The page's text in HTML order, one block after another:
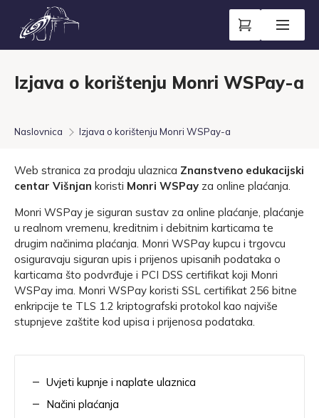
Izjava o korištenju Monri WSPay-a
Naslovnica Izjava o korištenju Monri WSPay-a
Web stranica za prodaju ulaznica Znanstveno edukacijski
centar Višnjan koristi Monri WSPay za online plaćanja.
Monri WSPay je siguran sustav za online plaćanje, plaćanje
u realnom vremenu, kreditnim i debitnim karticama te
drugim načinima plaćanja. Monri WSPay kupcu i trgovcu
osiguravaju siguran upis i prijenos upisanih podataka o
karticama što podvrđuje i PCI DSS certifikat koji Monri
WSPay ima. Monri WSPay koristi SSL certifikat 256 bitne
enkripcije te TLS 1.2 kriptografski protokol kao najviše
stupnjeve zaštite kod upisa i prijenosa podataka.
Uvjeti kupnje i naplate ulaznica
Načini plaćanja